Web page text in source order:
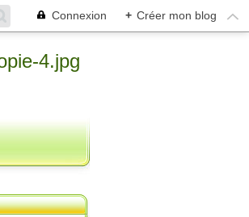
Connexion + Créer mon blog